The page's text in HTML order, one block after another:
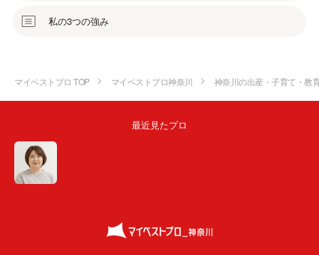
私の3つの強み
マイベストプロ TOP マイベストプロ神奈川 神奈川の出産・子育て・教
最近見たプロ